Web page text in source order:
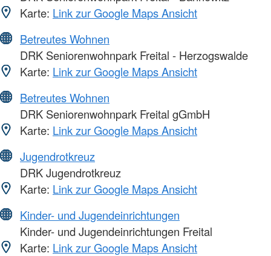
Karte: Link zur Google Maps Ansicht
Betreutes Wohnen
DRK Seniorenwohnpark Freital - Herzogswalde
Karte: Link zur Google Maps Ansicht
Betreutes Wohnen
DRK Seniorenwohnpark Freital gGmbH
Karte: Link zur Google Maps Ansicht
Jugendrotkreuz
DRK Jugendrotkreuz
Karte: Link zur Google Maps Ansicht
Kinder- und Jugendeinrichtungen
Kinder- und Jugendeinrichtungen Freital
Karte: Link zur Google Maps Ansicht